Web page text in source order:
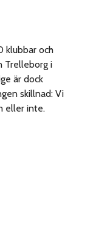
klubbar och
Trelleborg i
är dock
skillnad: Vi
eller inte.